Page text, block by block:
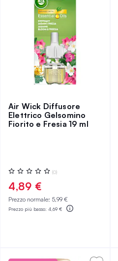
Air Wick Diffusore
Elettrico Gelsomino
Fiorito e Fresia 19 ml
Valutazione:
0%
(0)
4,89 €
Prezzo normale: 5,99 €
Prezzo più basso: 4,69 €